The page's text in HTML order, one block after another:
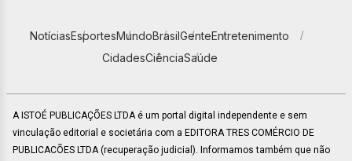
NotíciasEsportesMundoBrasilGenteEntretenimento
CidadesCiênciaSaúde
A ISTOÉ PUBLICAÇÕES LTDA é um portal digital independente e sem
vinculação editorial e societária com a EDITORA TRES COMÉRCIO DE
PUBLICACÕES LTDA (recuperação judicial). Informamos também que não